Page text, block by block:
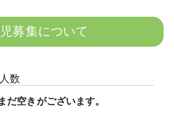
募集について
数
まだ空きがございます。